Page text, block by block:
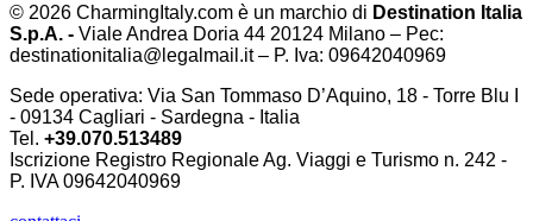
© 2026 CharmingItaly.com è un marchio di Destination Italia
S.p.A. - Viale Andrea Doria 44 20124 Milano – Pec:
destinationitalia@legalmail.it – P. Iva: 09642040969
Sede operativa: Via San Tommaso D’Aquino, 18 - Torre Blu I
- 09134 Cagliari - Sardegna - Italia
Tel. +39.070.513489
Iscrizione Registro Regionale Ag. Viaggi e Turismo n. 242 -
P. IVA09642040969